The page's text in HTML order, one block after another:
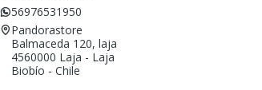
56976531950
Pandorastore
Balmaceda 120, laja
4560000 Laja - Laja
Biobío - Chile